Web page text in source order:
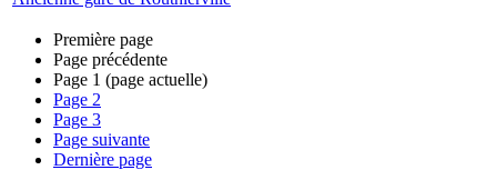
Première page
Page précédente
Page 1 (page actuelle)
Page 2
Page 3
Page suivante
Dernière page